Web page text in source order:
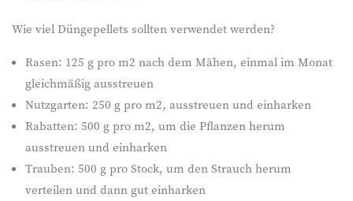
Wie viel Düngepellets sollten verwendet werden?
Rasen: 125 g pro m2 nach dem Mähen, einmal im Monat
gleichmäßig ausstreuen
Nutzgarten: 250 g pro m2, ausstreuen und einharken
Rabatten: 500 g pro m2, um die Pflanzen herum
ausstreuen und einharken
Trauben: 500 g pro Stock, um den Strauch herum
verteilen und dann gut einharken